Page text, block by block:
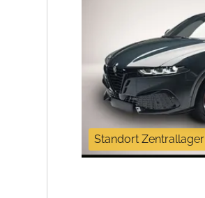
Standort Zentrallager